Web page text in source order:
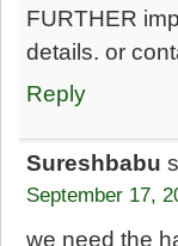
FURTHER
details. or
Reply
Sureshbabu
September 17,
we need the